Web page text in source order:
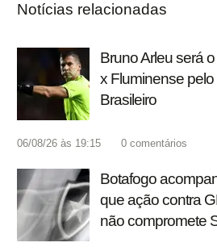
Notícias relacionadas
Bruno Arleu será
x Fluminense
Brasileiro
06/08/26 às 19:15 0 comentários
Botafogo
que ação contra
não compromete